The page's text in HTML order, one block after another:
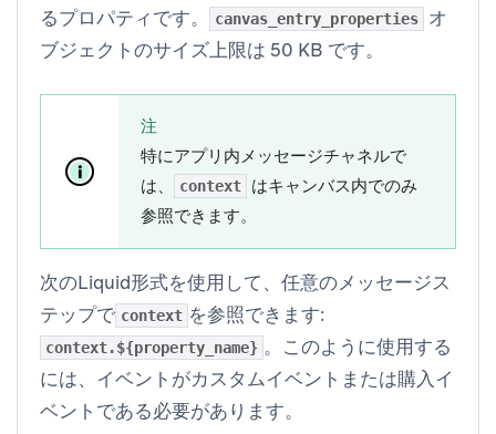
るプロパティです。 canvas_entry_properties
オ
ブジェクトのサイズ上限は 50 KB です。
注
特にアプリ内メッセージチャネルで
は、
context
はキャンバス内でのみ
参照できます。
次のLiquid形式を使用して、任意のメッセージス
テップで context を参照できます:
context.${property_name} 。このように使用する
には、イベントがカスタムイベントまたは購入イ
ベントである必要があります。